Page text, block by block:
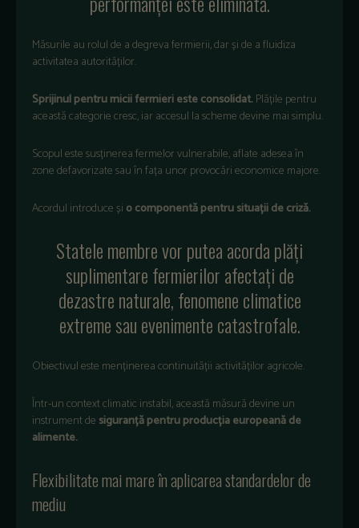
Măsurile au rolul de a degreva fermierii, dar și de a fluidiza
activitatea autorităților.
Sprijinul pentru micii fermieri este consolidat.Plățile pentru
această categorie cresc, iar accesul la scheme devine mai simplu.
Scopul este susținerea fermelor vulnerabile, aflate adesea în
zone defavorizate sau în fața unor provocări economice majore.
Acordul introduce și o componentă pentru situații de criză.
Statele membre vor putea acorda plăți
suplimentare fermierilor afectați de
dezastre naturale, fenomene climatice
extreme sau evenimente catastrofale.
Obiectivul este menținerea continuității activităților agricole.
Într-un context climatic instabil, această măsură devine un
instrument de siguranță pentru producția europeană de
alimente.
Flexibilitate mai mare în aplicarea standardelor de
mediu